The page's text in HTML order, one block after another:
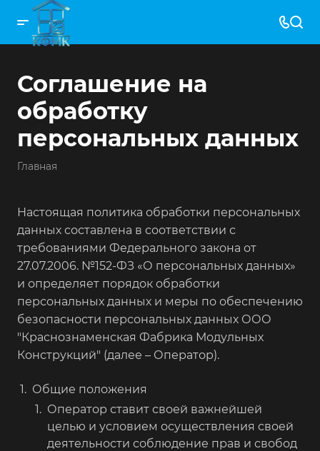
Соглашение на
обработку
персональных данных
Главная
Настоящая политика обработки персональных
данных составлена в соответствии с
требованиями Федерального закона от
27.07.2006. №152-ФЗ «О персональных данных»
и определяет порядок обработки
персональных данных и меры по обеспечению
безопасности персональных данных ООО
"Краснознаменская Фабрика Модульных
Конструкций" (далее – Оператор).
Общие положения
Оператор ставит своей важнейшей
целью и условием осуществления своей
деятельности соблюдение прав и свобод